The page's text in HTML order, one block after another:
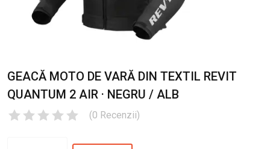
GEACĂ MOTO DE VARĂ DIN TEXTIL REVIT
QUANTUM 2 AIR · NEGRU / ALB
(0 Recenzii)